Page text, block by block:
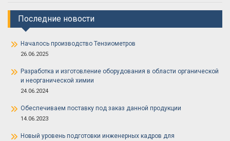
Последние новости
Началось производство Тензиометров
26.06.2025
Разработка и изготовление оборудования в области органической
и неорганической химии
24.06.2024
Обеспечиваем поставку под заказ данной продукции
14.06.2023
Новый уровень подготовки инженерных кадров для